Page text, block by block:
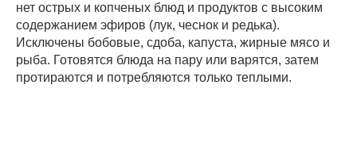
нет острых и копченых блюд и продуктов с высоким
содержанием эфиров (лук, чеснок и редька).
Исключены бобовые, сдоба, капуста, жирные мясо и
рыба. Готовятся блюда на пару или варятся, затем
протираются и потребляются только теплыми.